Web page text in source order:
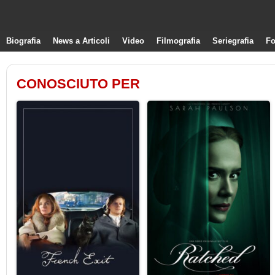
Biografia News a Articoli Video Filmografia Seriegrafia
CONOSCIUTO PER